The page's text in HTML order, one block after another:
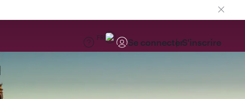
FR Se connecterS'inscrire